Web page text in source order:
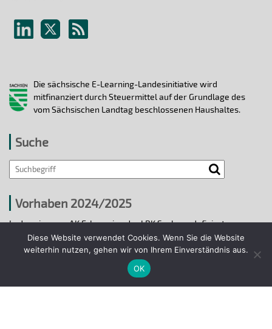
Die sächsische E-Learning-Landesinitiative wird
mitfinanziert durch Steuermittel auf der Grundlage des
vom Sächsischen Landtag beschlossenen Haushaltes.
Suche
Search
Vorhaben 2024/2025
In den vier vom AK E-Learning der LRK Sachsen definierten
strategischen Handlungsfeldern 2024/25 wurden bis 31.12.2025
ausgewählte E-Learning-Hochschulvorhaben durchgeführt.
Diese Website verwendet Cookies. Wenn Sie die Website
weiterhin nutzen, gehen wir von Ihrem Einverständnis aus.
OK